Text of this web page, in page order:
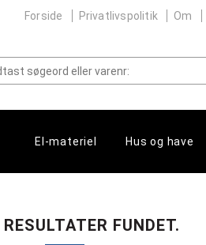
Forside Privatlivspolitik Om
El-materiel Hus og have
FUNDET.